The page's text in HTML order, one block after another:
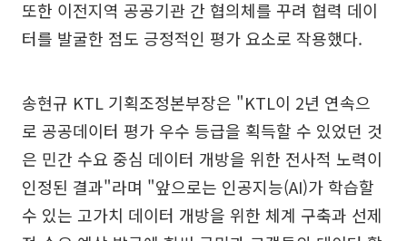
또한 이전지역 공공기관 간 협의체를 꾸려 협력 데이
터를 발굴한 점도 긍정적인 평가 요소로 작용했다.
송현규 KTL 기획조정본부장은 "KTL이 2년 연속으
로 공공데이터 평가 우수 등급을 획득할 수 있었던 것
은 민간 수요 중심 데이터 개방을 위한 전사적 노력이
인정된 결과"라며 "앞으로는 인공지능(AI)가 학습할
수 있는 고가치 데이터 개방을 위한 체계 구축과 선제